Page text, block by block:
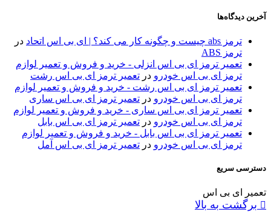
آخرین دیدگاه‌ها
ترمز abs چیست و چگونه کار می کند؟ | ای بی اس اتحاد
در
ترمز ABS
تعمیر ترمز ای بی اس انزلی - خرید و فروش و تعمیر لوازم
ترمز ای بی اس خودرو در تعمیر ترمز ای بی اس رشت
تعمیر ترمز ای بی اس رشت - خرید و فروش و تعمیر لوازم
ترمز ای بی اس خودرو در تعمیر ترمز ای بی اس ساری
تعمیر ترمز ای بی اس ساری - خرید و فروش و تعمیر لوازم
ترمز ای بی اس خودرو در تعمیر ترمز ای بی اس بابل
تعمیر ترمز ای بی اس بابل - خرید و فروش و تعمیر لوازم
ترمز ای بی اس خودرو در تعمیر ترمز ای بی اس آمل
دسترسی سریع
تعمیر ای بی اس
برگشت به بالا